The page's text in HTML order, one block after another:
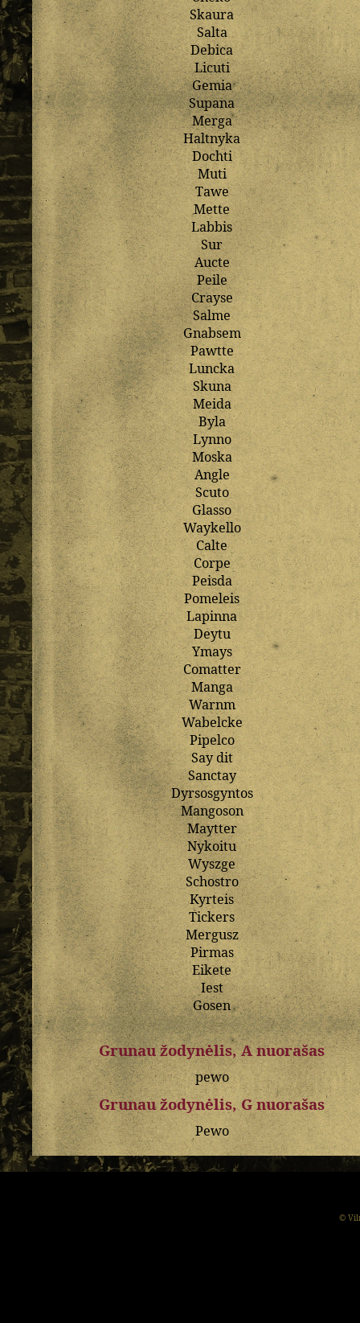
Skaura
Salta
Debica
Licuti
Gemia
Supana
Merga
Haltnyka
Dochti
Muti
Tawe
Mette
Labbis
Sur
Aucte
Peile
Crayse
Salme
Gnabsem
Pawtte
Luncka
Skuna
Meida
Byla
Lynno
Moska
Angle
Scuto
Glasso
Waykello
Calte
Corpe
Peisda
Pomeleis
Lapinna
Deytu
Ymays
Comatter
Manga
Warnm
Wabelcke
Pipelco
Saydit
Sanctay
Dyrsosgyntos
Mangoson
Maytter
Nykoitu
Wyszge
Schostro
Kyrteis
Tickers
Mergusz
Pirmas
Eikete
Iest
Gosen
Grunau žodynėlis, A nuorašas
pewo
Grunau žodynėlis, G nuorašas
Pewo
©